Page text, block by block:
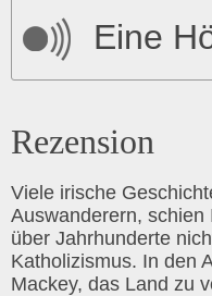
Eine
Rezension
Viele irische
Auswanderern,
über Jahrhunderte
Katholizismus. In den
Mackey, das Land zu